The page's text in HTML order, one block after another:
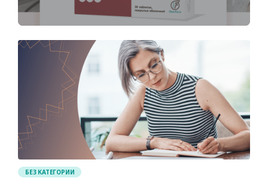
БЕЗ КАТЕГОРИИ